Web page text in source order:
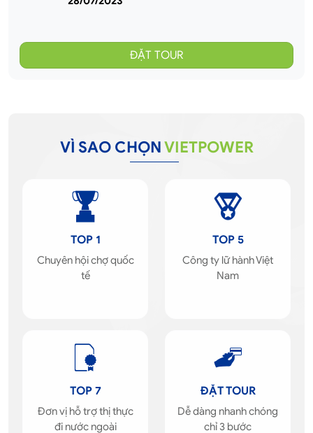
VÌ SAO CHỌNVIETPOWER
TOP 1
Chuyên hội chợ quốc
tế
TOP 5
Công ty lữ hành Việt
Nam
TOP 7
Đơn vị hỗ trợ thị thực
đi nước ngoài
ĐẶT TOUR
Dễ dàng nhanh chóng
chỉ 3 bước